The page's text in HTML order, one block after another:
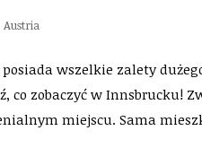
Austria
wszelkie zalety
co zobaczyć w Innsbrucku!
miejscu. Sama